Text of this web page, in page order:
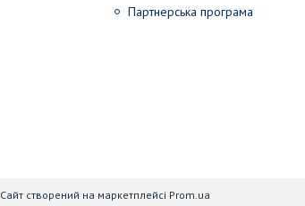
Партнерська програма
Сайт створений на маркетплейсі Prom.ua